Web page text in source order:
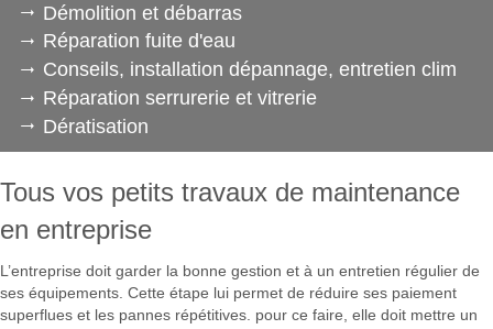
Démolition et débarras
Réparation fuite d'eau
Conseils, installation dépannage, entretien clim
Réparation serrurerie et vitrerie
Dératisation
Tous vos petits travaux de maintenance
en entreprise
L’entreprise doit garder la bonne gestion et à un entretien régulier de
ses équipements. Cette étape lui permet de réduire ses paiement
superflues et les pannes répétitives. pour ce faire, elle doit mettre un